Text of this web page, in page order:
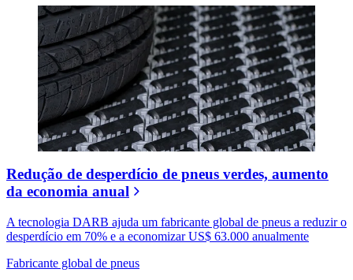
Redução de desperdício de pneus verdes, aumento
da economia anual
A tecnologia DARB ajuda um fabricante global de pneus a reduzir o
desperdício em 70% e a economizar US$ 63.000 anualmente
Fabricante global de pneus